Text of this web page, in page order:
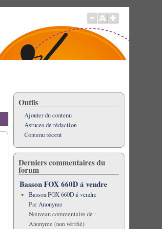
Outils
Ajouter du contenu
Astuces de rédaction
Contenu récent
Derniers commentaires du
forum
Basson FOX 660D á vendre
Basson FOX 660D á vendre
ParAnonyme
Nouveau commentaire de :
Anonyme (non vérifié)